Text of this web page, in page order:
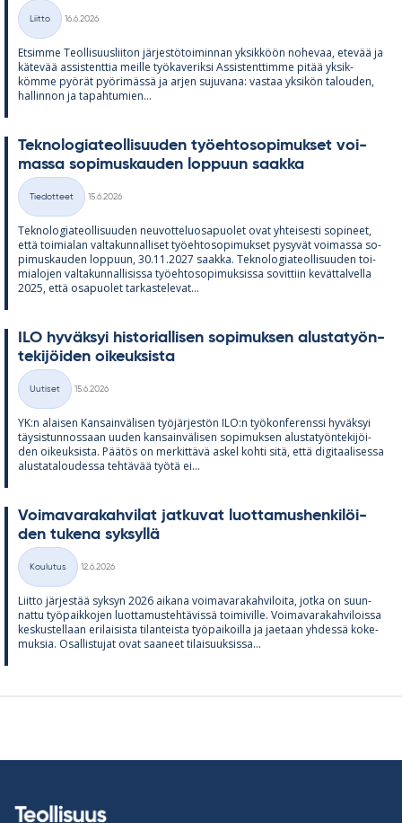
Kategoriat
Liitto
16.6.2026
Et­simme Teol­li­suus­lii­ton jär­jes­tö­toi­min­nan yk­sik­köön no­he­vaa, ete­vää ja
kä­te­vää as­sis­tent­tia meille työ­ka­ve­riksi As­sis­tent­timme pi­tää yk­sik­
kömme pyö­rät pyö­ri­mässä ja ar­jen su­ju­vana: vas­taa yk­si­kön ta­lou­den,
hal­lin­non ja ta­pah­tu­mien...
Tek­no­lo­gia­teol­li­suu­den työ­eh­to­so­pi­muk­set voi­
massa so­pi­mus­kau­den lop­puun saakka
Kategoriat
Tiedotteet
15.6.2026
Tek­no­lo­gia­teol­li­suu­den neu­vot­te­luos­a­puo­let ovat yh­tei­sesti so­pi­neet,
että toi­mia­lan val­ta­kun­nal­li­set työ­eh­to­so­pi­muk­set py­sy­vät voi­massa so­
pi­mus­kau­den lop­puun, 30.11.2027 saakka. Tek­no­lo­gia­teol­li­suu­den toi­
mia­lo­jen val­ta­kun­nal­li­sissa työ­eh­to­so­pi­muk­sissa so­vit­tiin ke­vät­tal­vella
2025, että os­a­puo­let tar­kas­te­le­vat...
ILO hy­väk­syi his­to­rial­li­sen so­pi­muk­sen alus­ta­työn­
te­ki­jöi­den oi­keuk­sista
Kategoriat
Uutiset
15.6.2026
YK:n alai­sen Kan­sain­vä­li­sen työ­jär­jes­tön ILO:n työ­kon­fe­renssi hy­väk­syi
täy­sis­tun­nos­saan uu­den kan­sain­vä­li­sen so­pi­muk­sen alus­ta­työn­te­ki­jöi­
den oi­keuk­sista. Pää­tös on mer­kit­tävä as­kel kohti sitä, että di­gi­taa­li­sessa
alus­ta­ta­lou­dessa teh­tä­vää työtä ei...
Voi­ma­va­ra­kah­vi­lat jat­ku­vat luot­ta­mus­hen­ki­löi­
den tu­kena syk­syllä
Kategoriat
Koulutus
12.6.2026
Liitto jär­jes­tää syk­syn 2026 ai­kana voi­ma­va­ra­kah­vi­loita, jotka on suun­
nattu työ­paik­ko­jen luot­ta­mus­teh­tä­vissä toi­mi­ville. Voi­ma­va­ra­kah­vi­loissa
kes­kus­tel­laan eri­lai­sista ti­lan­teista työ­pai­koilla ja jae­taan yh­dessä ko­ke­
muk­sia. Osal­lis­tu­jat ovat saa­neet ti­lai­suuk­sissa...